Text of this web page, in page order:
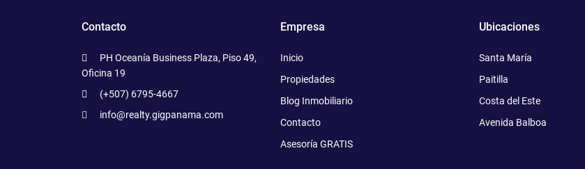
Contacto
PH Oceanía Business Plaza, Piso 49,
Oficina 19
(+507) 6795-4667
info@realty.gigpanama.com
Empresa
Inicio
Propiedades
Blog Inmobiliario
Contacto
Asesoría GRATIS
Ubicaciones
Santa María
Paitilla
Costa del Este
Avenida Balboa